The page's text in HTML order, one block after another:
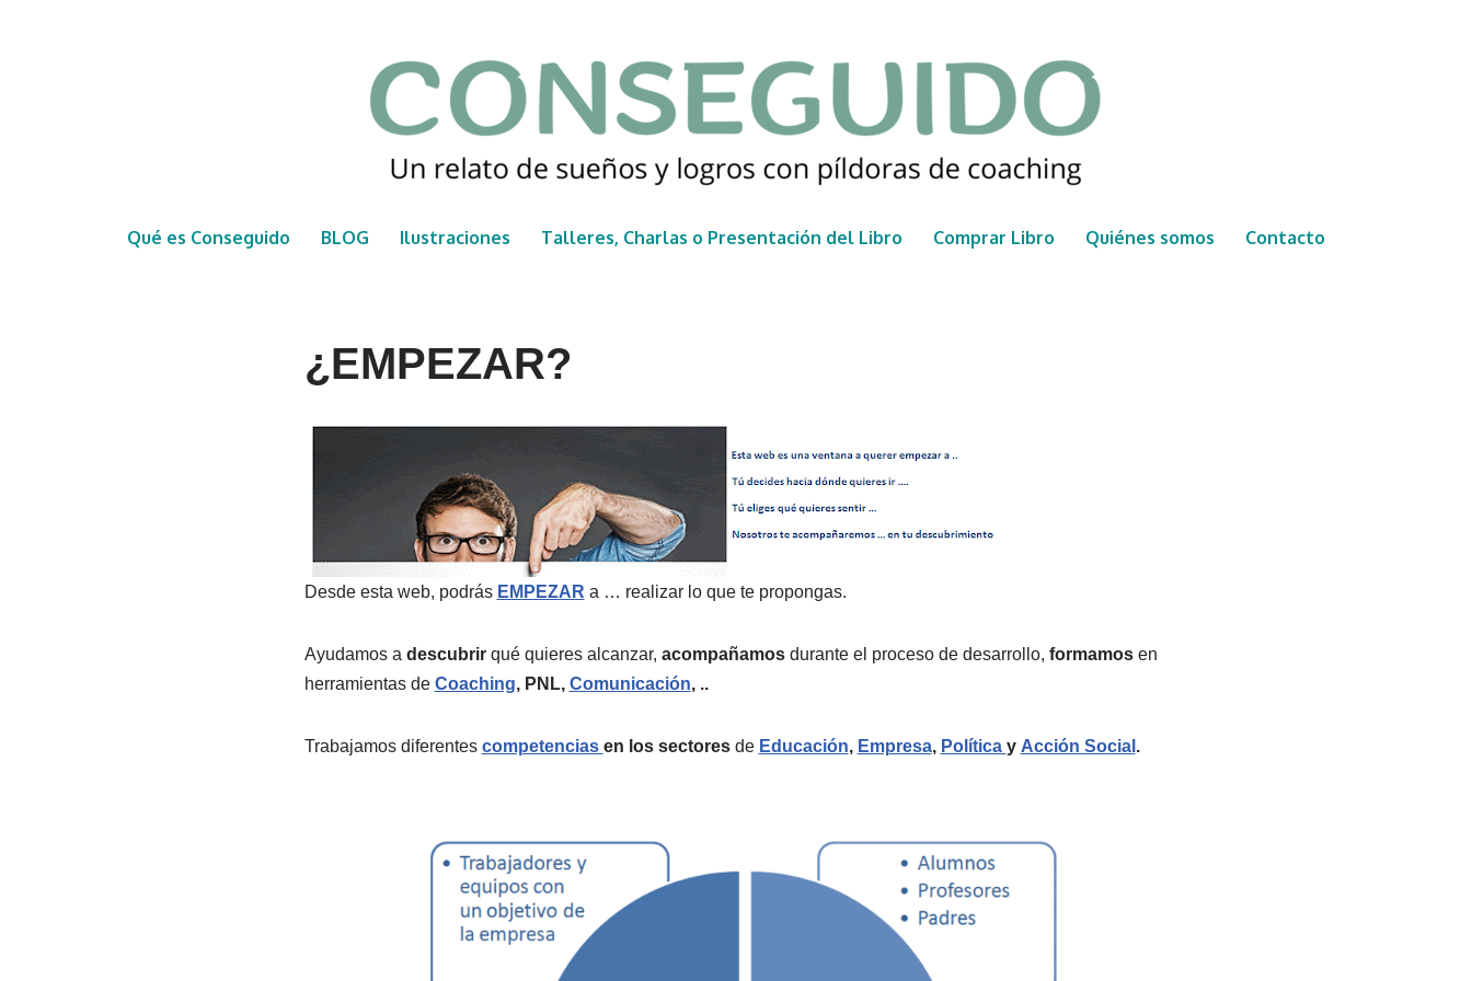
Qué es Conseguido BLOG Ilustraciones Talleres, Charlas o Presentación del Libro Comprar Libro Quiénes somos Contacto
¿EMPEZAR?
Desde esta web, podrás EMPEZAR a … realizar lo que te propongas.
Ayudamos a descubrirqué quieres alcanzar, acompañamos durante el proceso de desarrollo, formamos en
herramientas de Coaching, PNL, Comunicación, ..
Trabajamos diferentes competencias en los sectores de Educación, Empresa, Política y Acción Social .